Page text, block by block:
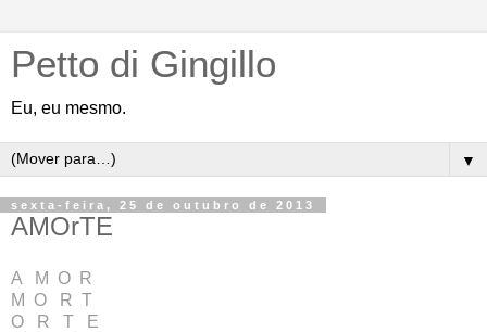
Petto di Gingillo
Eu, eu mesmo.
▼
sexta-feira, 25 de outubro de 2013
AMOrTE
A M O R
M O R T
O R T E